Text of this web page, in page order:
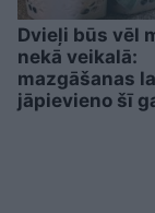
Dvieļi būs vēl
nekā veikalā:
mazgāšanas
jāpievieno šī